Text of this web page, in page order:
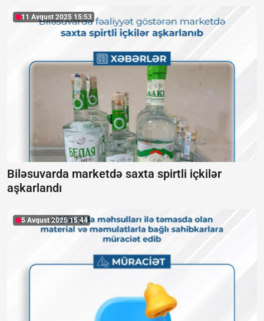
11 Avqust 2025 15:53
Biləsuvarda marketdə saxta spirtli içkilər
aşkarlandı
5 Avqust 2025 15:44